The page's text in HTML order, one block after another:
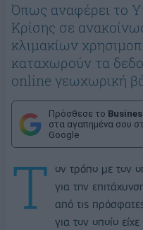
Όπως αναφέρει το
Κρίσης σε
κλιμακίων
καταχωρούν τα
online γεωχωρική
Πρόσθεσε το
στα αγαπημένα σου
Google
Τ
ον τρόπο με τον
για την
από τις
για τον οποίο